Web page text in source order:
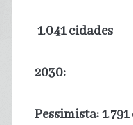
1.041 cidades
2030:
Pessimista: